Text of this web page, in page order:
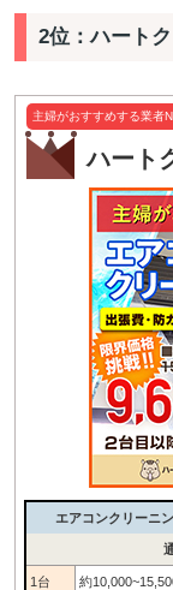
2位：ハート
主婦がおすすめする業者
ハート
エアコンクリーニ
1台 約